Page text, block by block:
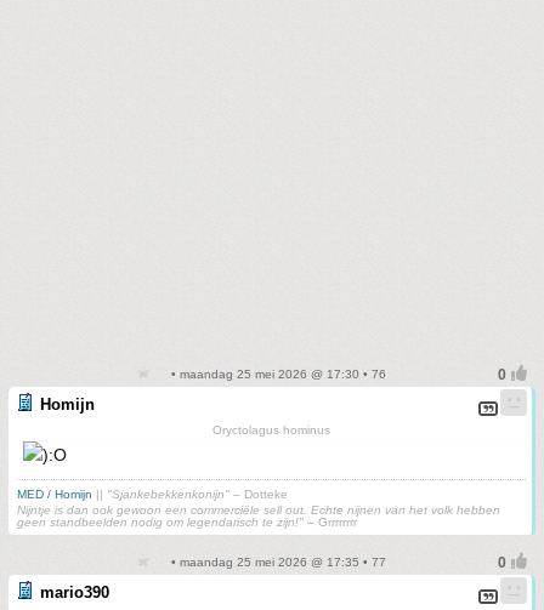
• maandag 25 mei 2026 @ 17:30 • 76
Homijn
Oryctolagus hominus
MED / Homijn || "Sjankebekkenkonijn" – Dotteke
Nijntje is dan ook gewoon een commerciële sell out. Echte nijnen van het volk hebben
geen standbeelden nodig om legendarisch te zijn!" – Grrrrrrrr
• maandag 25 mei 2026 @ 17:35 • 77
mario390